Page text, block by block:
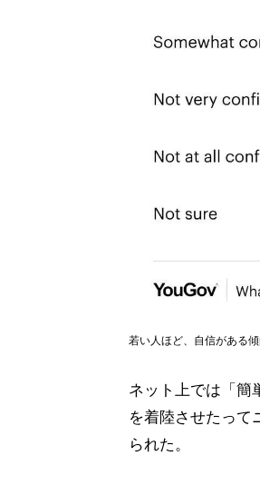
若い人ほど、自信がある
ネット上では「簡
を着陸させたって
られた。